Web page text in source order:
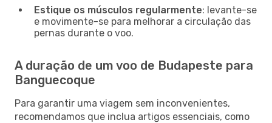
Estique os músculos regularmente: levante-se
e movimente-se para melhorar a circulação das
pernas durante o voo.
A duração de um voo de Budapeste para
Banguecoque
Para garantir uma viagem sem inconvenientes,
recomendamos que inclua artigos essenciais, como